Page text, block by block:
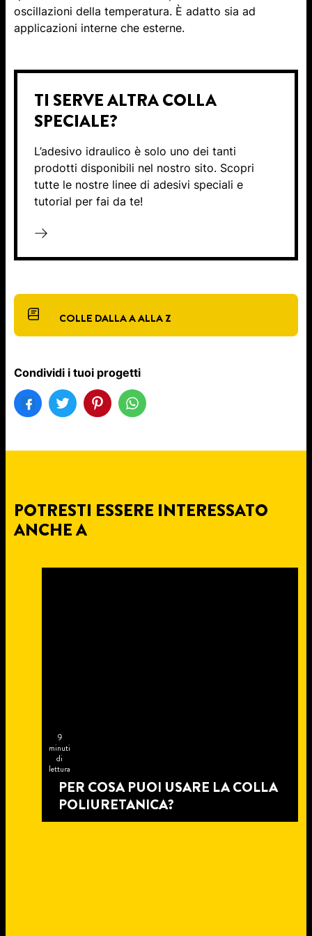
oscillazioni della temperatura. È adatto sia ad
applicazioni interne che esterne.
TI SERVE ALTRA COLLA
SPECIALE?
L’adesivo idraulico è solo uno dei tanti
prodotti disponibili nel nostro sito. Scopri
tutte le nostre linee di adesivi speciali e
tutorial per fai da te!
COLLE DALLA A ALLA Z
Condividi i tuoi progetti
POTRESTI ESSERE INTERESSATO
ANCHE A
9
minuti
di
lettura
PER COSA PUOI USARE LA COLLA
POLIURETANICA?